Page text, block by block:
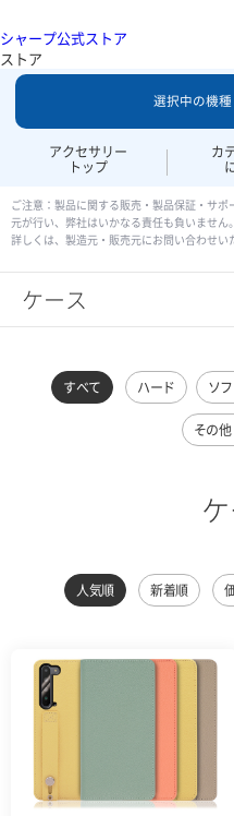
シャープ公式ストア
ストア
アクセサリー
トップ
カ
選択中の機種
ご注意：製品に関する販売・製品保証・サ
元が行い、弊社はいかなる責任も負いません。
詳しくは、製造元・販売元にお問い合わせい
ケース
すべて ハード ソ
その他
人気順 新着順